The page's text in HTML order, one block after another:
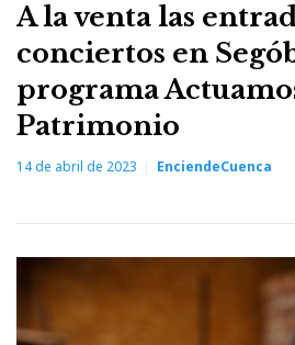
A la venta las
conciertos en
programa
Patrimonio
14 de abril de 2023 EnciendeCuenca